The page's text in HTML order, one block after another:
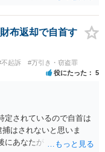
も民事も影響あり）とし
もしれません。 因果関係
。 いずれにしまして
に相談されるのがよい
布返却で自首す
不起訴 #万引き・窃盗罪
役にたった 5
定されているので自首は
はされないと思いま
にあなたがトイレに入